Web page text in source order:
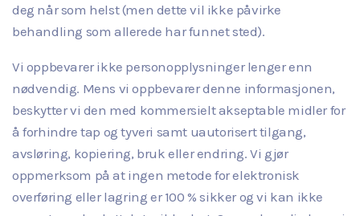
deg når som helst (men dette vil ikke påvirke
behandling som allerede har funnet sted).
Vi oppbevarer ikke personopplysninger lenger enn
nødvendig. Mens vi oppbevarer denne informasjonen,
beskytter vi den med kommersielt akseptable midler for
å forhindre tap og tyveri samt uautorisert tilgang,
avsløring, kopiering, bruk eller endring. Vi gjør
oppmerksom på at ingen metode for elektronisk
overføring eller lagring er 100 % sikker og vi kan ikke